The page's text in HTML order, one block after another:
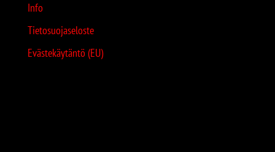
Info
Tietosuojaseloste
Evästekäytäntö (EU)